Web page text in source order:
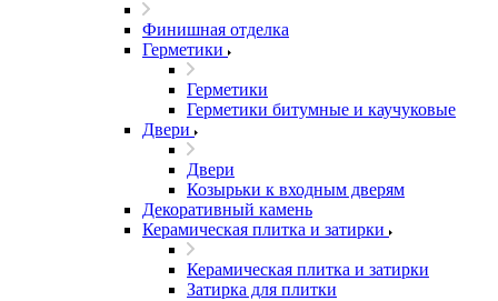
Финишная отделка
Герметики
Герметики
Герметики битумные и каучуковые
Двери
Двери
Козырьки к входным дверям
Декоративный камень
Керамическая плитка и затирки
Керамическая плитка и затирки
Затирка для плитки